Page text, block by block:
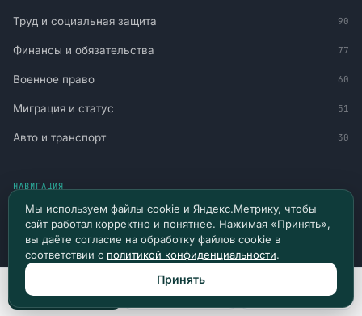
Труд и социальная защита 90
Финансы и обязательства 77
Военное право 60
Миграция и статус 51
Авто и транспорт 30
НАВИГАЦИЯ
Главная
Все материалы
Новости и судебная практика
Консультация
Мы используем файлы cookie и Яндекс.Метрику, чтобы
сайт работал корректно и понятнее. Нажимая «Принять»,
вы даёте согласие на обработку файлов cookie в
соответствии с политикой конфиденциальности.
Принять